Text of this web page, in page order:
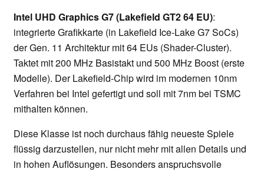
Intel UHD Graphics G7 (Lakefield GT2 64 EU):
integrierte Grafikkarte (in Lakefield Ice-Lake G7 SoCs)
der Gen. 11 Architektur mit 64 EUs (Shader-Cluster).
Taktet mit 200 MHz Basistakt und 500 MHz Boost (erste
Modelle). Der Lakefield-Chip wird im modernen 10nm
Verfahren bei Intel gefertigt und soll mit 7nm bei TSMC
mithalten können.
Diese Klasse ist noch durchaus fähig neueste Spiele
flüssig darzustellen, nur nicht mehr mit allen Details und
in hohen Auflösungen. Besonders anspruchsvolle